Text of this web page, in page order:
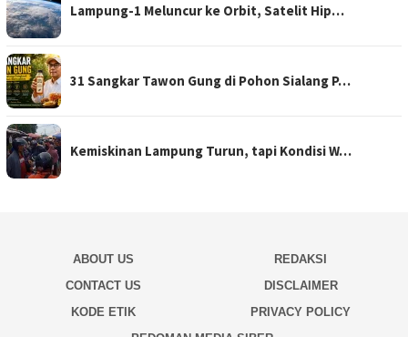
Lampung-1 Meluncur ke Orbit, Satelit Hip…
31 Sangkar Tawon Gung di Pohon Sialang P…
Kemiskinan Lampung Turun, tapi Kondisi W…
ABOUT US
REDAKSI
CONTACT US
DISCLAIMER
KODE ETIK
PRIVACY POLICY